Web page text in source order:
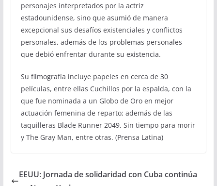
personajes interpretados por la actriz
estadounidense, sino que asumió de manera
excepcional sus desafíos existenciales y conflictos
personales, además de los problemas personales
que debió enfrentar durante su existencia.
Su filmografía incluye papeles en cerca de 30
películas, entre ellas Cuchillos por la espalda, con la
que fue nominada a un Globo de Oro en mejor
actuación femenina de reparto; además de las
taquilleras Blade Runner 2049, Sin tiempo para morir
y The Gray Man, entre otras. (Prensa Latina)
EEUU: Jornada de solidaridad con Cuba continúa